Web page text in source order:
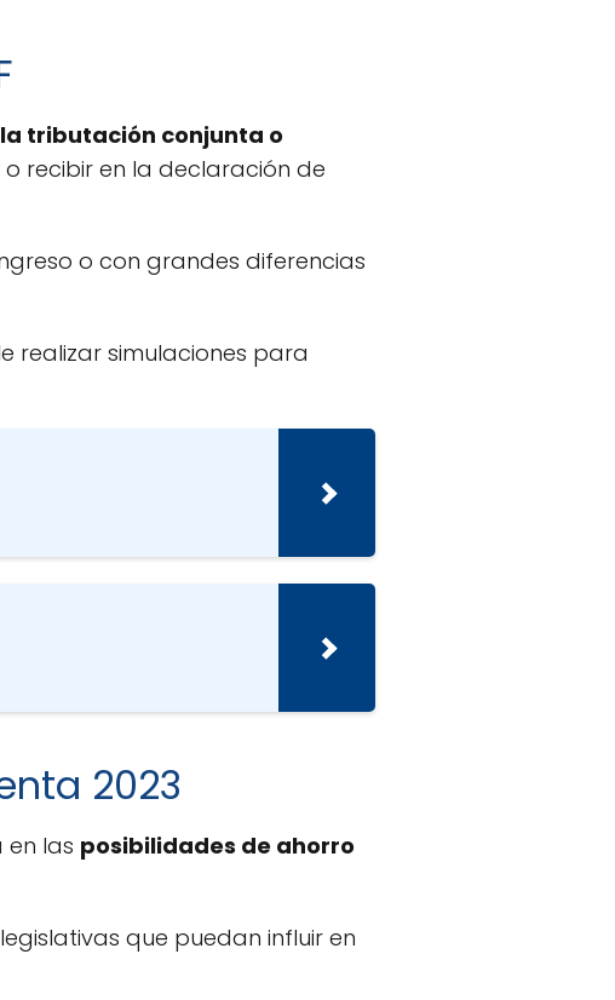
tributación conjunta o
recibir en la declaración de
o con grandes diferencias
realizar simulaciones para
2023
las posibilidades de ahorro
que puedan influir en